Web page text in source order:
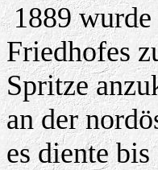
1889 wurde
Friedhofes
Spritze
an der
es diente